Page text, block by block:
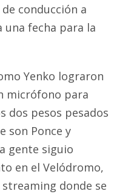
conducción a
una fecha para la
Yenko lograron
micrófono para
dos pesos pesados
son Ponce y
gente siguio
en el Velódromo,
donde se